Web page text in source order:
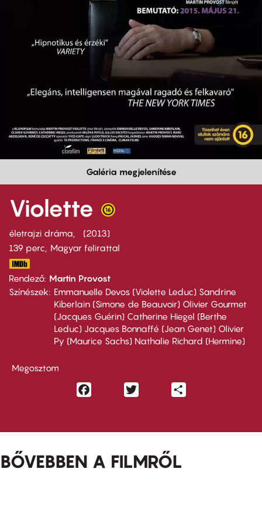
Galéria megjelenítése
Violette
életrajzi dráma
2013
139 perc,
Magyar felirattal
Rendező Martin Provost
Színészek
Emmanuelle Devos (Violette Leduc) Sandrine
Kiberlain (Simone de Beauvoir) Olivier Gourmet
(Jacques Guérin) Catherine Hiegel (Berthe
Leduc) Jacques Bonnaffé (Jean Genet) Olivier
Py (Maurice Sachs) Nathalie Richard (Hermine)
Megosztom
Facebook
BŐVEBBEN A FILMRŐL